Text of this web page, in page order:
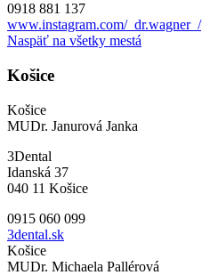
0918 881 137
www.instagram.com/_dr.wagner_/
Naspäť na všetky mestá
Košice
Košice
MUDr. Janurová Janka
3Dental
Idanská 37
040 11 Košice
0915 060 099
3dental.sk
Košice
MUDr. Michaela Pallérová